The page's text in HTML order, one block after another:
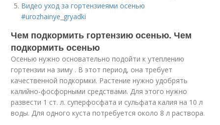
Видео уход за гортензиеями осенью
#urozhainye_gryadki
Чем подкормить гортензию осенью. Чем
подкормить осенью
Осенью нужно основательно подойти к утеплению
гортензии на зиму . В этот период, она требует
качественной подкормки. Растение нужно удобрять
калийно-фосфорными средствами. Для этого нужно
развести 1 ст. л. суперфосфата и сульфата калия на 10 л
воды. Для одного куста потребуется около 8 л раствора.